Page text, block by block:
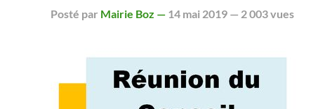
Posté par Mairie Boz — 14 mai 2019 — 2 003 vues